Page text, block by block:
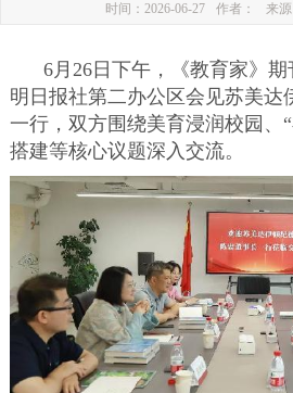
时间：2026-06-27 作者： 来
6月26日下午，《教育家》
明日报社第二办公区会见苏美达
一行，双方围绕美育浸润校园、
搭建等核心议题深入交流。